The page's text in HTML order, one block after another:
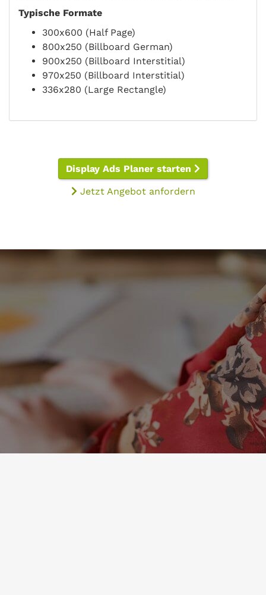
Typische Formate
300x600 (Half Page)
800x250 (Billboard German)
900x250 (Billboard Interstitial)
970x250 (Billboard Interstitial)
336x280 (Large Rectangle)
Display Ads Planer starten
Jetzt Angebot anfordern